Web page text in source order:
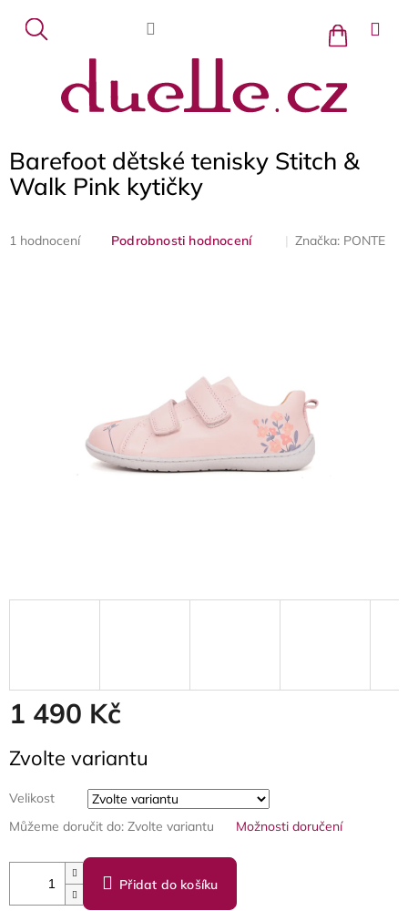
obsah
Nákupní
košík
Barefoot dětské tenisky Stitch &
Walk Pink kytičky
Průměrné
1 hodnocení Podrobnosti hodnocení Značka: PONTE
1 490 Kč
cena:
Zvolte variantu
Velikost
Můžeme doručit do: Zvolte variantu Možnosti doručení
Přidat do košíku